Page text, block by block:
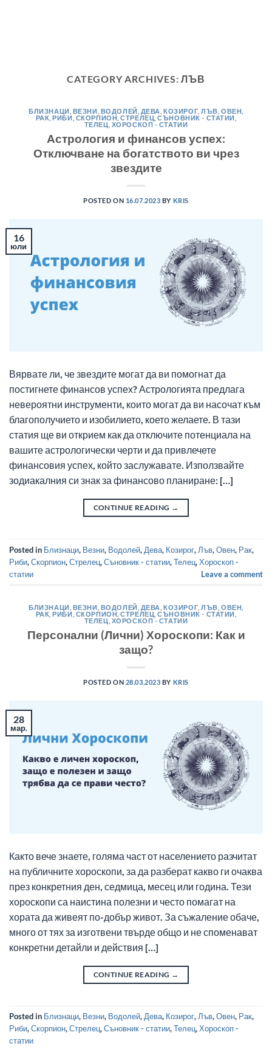
CATEGORY ARCHIVES:ЛЪВ
БЛИЗНАЦИ ВЕЗНИ ВОДОЛЕЙ ДЕВА ,КОЗИРОГ ,ЛЪВ ОВЕН
РАК ,РИБИ СКОРПИОН ,СТРЕЛЕЦ ,СЪНОВНИК - СТАТИИ
ТЕЛЕЦ ХОРОСКОП - СТАТИИ
Астрология и финансов успех:
Отключване на богатството ви чрез
звездите
POSTED ON 16.07.2023 BY KRIS
16
юли
Вярвате ли, че звездите могат да ви помогнат да
постигнете финансов успех? Астрологията предлага
невероятни инструменти, които могат да ви насочат към
благополучието и изобилието, което желаете. В тази
статия ще ви открием как да отключите потенциала на
вашите астрологически черти и да привлечете
финансовия успех, който заслужавате. Използвайте
зодиакалния си знак за финансово планиране: […]
CONTINUE READING →
Posted in Близнаци, Везни, Водолей, Дева, Козирог, Лъв,Овен, Рак,
Риби,Скорпион,Стрелец,Съновник - статии,Телец,Хороскоп -
статии
Leave a comment
БЛИЗНАЦИ ВЕЗНИ ВОДОЛЕЙ ДЕВА ,КОЗИРОГ ,ЛЪВ ОВЕН
РАК ,РИБИ СКОРПИОН ,СТРЕЛЕЦ ,СЪНОВНИК - СТАТИИ
ТЕЛЕЦ ХОРОСКОП - СТАТИИ
Персонални (Лични) Хороскопи: Как и
защо?
POSTED ON 28.03.2023 BY KRIS
28
мар.
Както вече знаете, голяма част от населението разчитат
на публичните хороскопи, за да разберат какво ги очаква
през конкретния ден, седмица, месец или година. Тези
хороскопи са наистина полезни и често помагат на
хората да живеят по-добър живот. За съжаление обаче,
много от тях за изготвени твърде общо и не споменават
конкретни детайли и действия […]
CONTINUE READING →
Posted in Близнаци, Везни, Водолей,Дева, Козирог,Лъв,Овен, Рак,
Риби,Скорпион,Стрелец,Съновник - статии,Телец,Хороскоп -
статии